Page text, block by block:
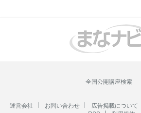
全国公開講座検索
運営会社 お問い合わせ 広告掲載について